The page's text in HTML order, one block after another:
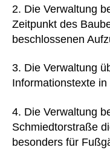
2. Die Verwaltung
Zeitpunkt des
beschlossenen
3. Die Verwaltung
Informationstexte in
4. Die Verwaltung
Schmiedtorstraße
besonders für